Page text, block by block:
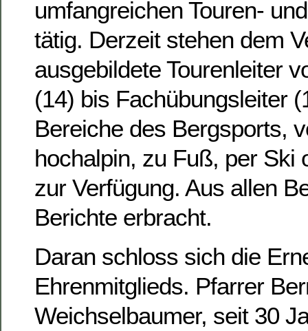
umfangreichen Touren-
tätig. Derzeit stehen dem
ausgebildete Tourenleiter
(14) bis Fachübungsleiter
Bereiche des Bergsports,
hochalpin, zu Fuß, per Ski
zur Verfügung. Aus allen
Berichte erbracht.
Daran schloss sich die
Ehrenmitglieds. Pfarrer
Weichselbaumer, seit 30